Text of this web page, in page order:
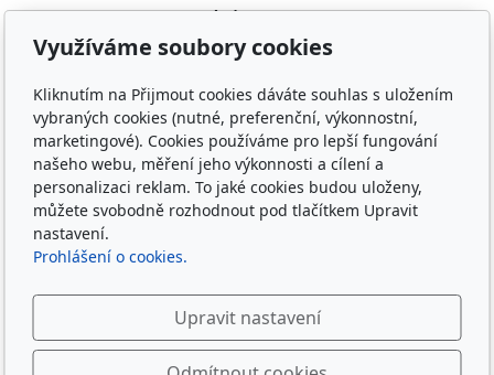
Adresa
Irish Cob the Czech Republic, z.s.
IČ 22852778
Bankovní spojení: 2001874788/2010
Kontakt
info@irishcob.cz
Využíváme soubory cookies
Kliknutím na Přijmout cookies dáváte souhlas s uložením
vybraných cookies (nutné, preferenční, výkonnostní,
marketingové). Cookies používáme pro lepší fungování
našeho webu, měření jeho výkonnosti a cílení a
personalizaci reklam. To jaké cookies budou uloženy,
můžete svobodně rozhodnout pod tlačítkem Upravit
nastavení.
Prohlášení o cookies.
Upravit nastavení